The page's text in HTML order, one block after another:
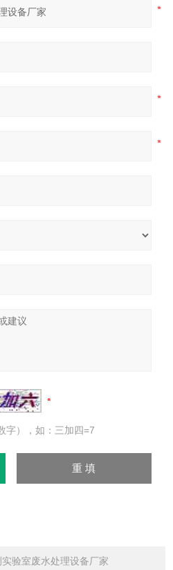
字），如：三加四=7
实验室废水处理设备厂家